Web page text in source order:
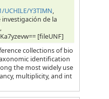
Y3TIMN,
de la
[fileUNF]
collections of bio
identification
the most widely use
multiplicity, and int